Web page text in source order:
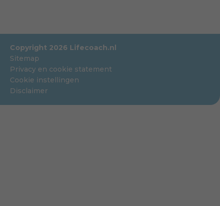
Copyright 2026 Lifecoach.nl
Sitemap
Privacy en cookie statement
Cookie instellingen
Disclaimer